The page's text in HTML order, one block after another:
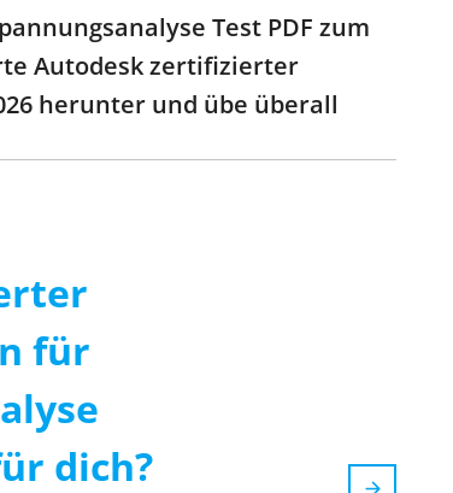
Test PDF zum
Autodesk zertifizierter
herunter und übe überall
für
dich?